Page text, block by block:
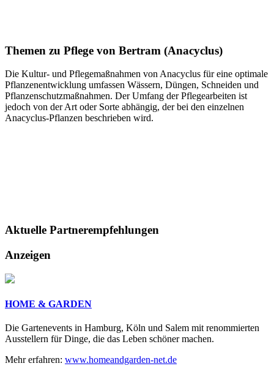
Themen zu Pflege von Bertram (Anacyclus)
Die Kultur- und Pflegemaßnahmen von Anacyclus für eine optimale
Pflanzenentwicklung umfassen Wässern, Düngen, Schneiden und
Pflanzenschutzmaßnahmen. Der Umfang der Pflegearbeiten ist
jedoch von der Art oder Sorte abhängig, der bei den einzelnen
Anacyclus-Pflanzen beschrieben wird.
Aktuelle Partnerempfehlungen
Anzeigen
HOME & GARDEN
Die Gartenevents in Hamburg, Köln und Salem mit renommierten
Ausstellern für Dinge, die das Leben schöner machen.
Mehr erfahren: www.homeandgarden-net.de